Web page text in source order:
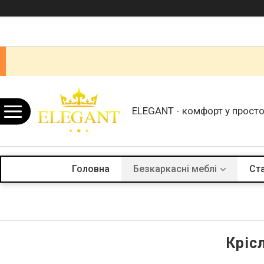
ELEGANT - комфорт у
Головна Безкаркасні меблі